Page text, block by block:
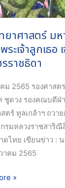
ยาศาสตร์ ม
ระเจ้าลูกเธ
ราชธิดา
ม 2565 รองศาส
ชูดวง รองคณบดีฝ่
ตร์ ทูลเกล้าฯ ถวา
กรมหลวงราชสาริ
ดไทย เขียนข่าว :
าคม 2565
»